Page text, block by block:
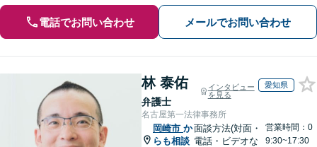
電話でお問い合わせ メールでお問い合わせ
林 泰佑
弁護士
インタビュー
を見る
愛知県
名古屋第一法律事務所
岡崎市 か
らも相談
面談方法(対面・
電話・ビデオな
営業時間：0
9:30~17:30